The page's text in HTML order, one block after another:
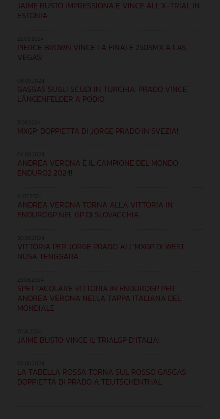
JAIME BUSTO IMPRESSIONA E VINCE ALL’X-TRIAL IN
ESTONIA
PIERCE BROWN VINCE LA FINALE 250SMX A LAS
VEGAS!
GASGAS SUGLI SCUDI IN TURCHIA: PRADO VINCE,
LÄNGENFELDER A PODIO
MXGP: DOPPIETTA DI JORGE PRADO IN SVEZIA!
ANDREA VERONA È IL CAMPIONE DEL MONDO
ENDURO2 2024!
ANDREA VERONA TORNA ALLA VITTORIA IN
ENDUROGP NEL GP DI SLOVACCHIA
VITTORIA PER JORGE PRADO ALL’MXGP DI WEST
NUSA TENGGARA
SPETTACOLARE VITTORIA IN ENDUROGP PER
ANDREA VERONA NELLA TAPPA ITALIANA DEL
MONDIALE
JAIME BUSTO VINCE IL TRIALGP D’ITALIA!
LA TABELLA ROSSA TORNA SUL ROSSO GASGAS:
DOPPIETTA DI PRADO A TEUTSCHENTHAL